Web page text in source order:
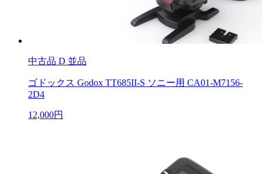
中古品 D 並品
ゴドックス Godox TT685II-S ソニー用 CA01-M7156-
2D4
12,000円